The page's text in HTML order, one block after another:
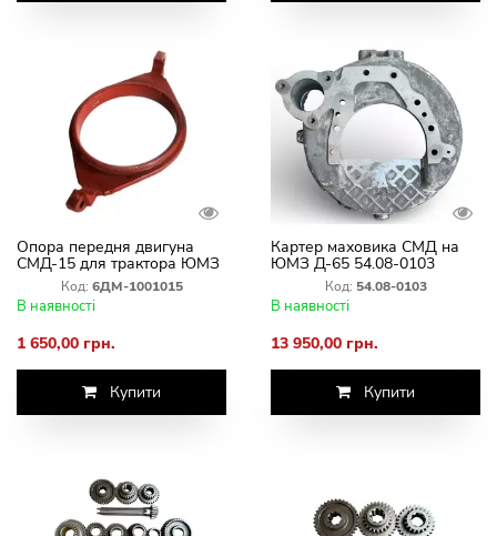
Опора передня двигуна
СМД-15 для трактора ЮМЗ
6ДМ-1001015
Код: 6ДМ-1001015
В наявності
1 650,00 грн.
Купити
Картер маховика СМД на
ЮМЗ Д-65 54.08-0103
Код: 54.08-0103
В наявності
13 950,00 грн.
Купити